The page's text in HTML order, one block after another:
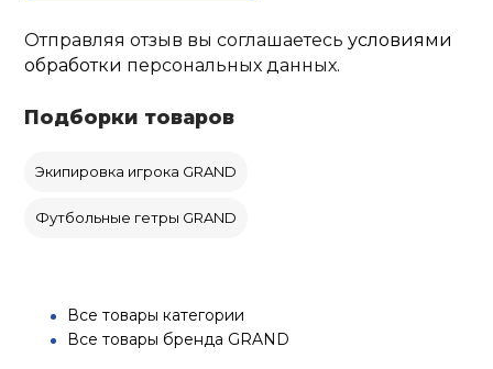
Отправляя отзыв вы соглашаетесьусловиями
обработки персональных данных.
Подборки товаров
Экипировка игрока GRAND
Футбольные гетры GRAND
Все товары категории
Все товары бренда GRAND